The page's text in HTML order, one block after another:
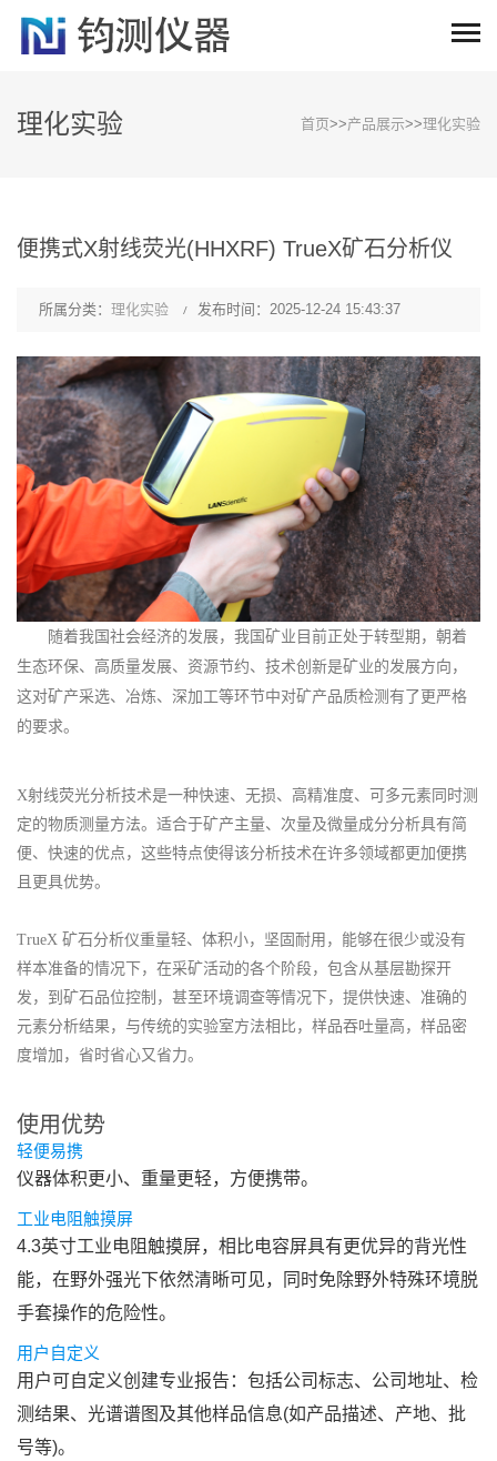
理化实验 首页>>产品展示>>理化实验
便携式X射线荧光(HHXRF) TrueX矿石分析仪
所属分类： 理化实验 发布时间：2025-12-24 15:43:37
随着我国社会经济的发展，我国矿业目前正处于转型期，朝着
生态环保、高质量发展、资源节约、技术创新是矿业的发展方向，
这对矿产采选、冶炼、深加工等环节中对矿产品质检测有了更严格
的要求。
X射线荧光分析技术是一种快速、无损、高精准度、可多元素同时测
定的物质测量方法。适合于矿产主量、次量及微量成分分析具有简
便、快速的优点，这些特点使得该分析技术在许多领域都更加便携
且更具优势。
TrueX 矿石分析仪重量轻、体积小，坚固耐用，能够在很少或没有
样本准备的情况下，在采矿活动的各个阶段，包含从基层勘探开
发，到矿石品位控制，甚至环境调查等情况下，提供快速、准确的
元素分析结果，与传统的实验室方法相比，样品吞吐量高，样品密
度增加，省时省心又省力。
使用优势
轻便易携
仪器体积更小、重量更轻，方便携带。
工业电阻触摸屏
4.3英寸工业电阻触摸屏，相比电容屏具有更优异的背光性
能，在野外强光下依然清晰可见，同时免除野外特殊环境脱
手套操作的危险性。
用户自定义
用户可自定义创建专业报告：包括公司标志、公司地址、检
测结果、光谱谱图及其他样品信息(如产品描述、产地、批
号等)。